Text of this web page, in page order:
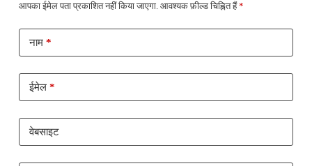
आपका ईमेल पता प्रकाशित नहीं किया जाएगा. आवश्यक फ़ील्ड चिह्नित हैं*
नाम*
ईमेल*
वेबसाइट